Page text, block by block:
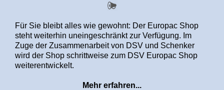
Für Sie bleibt alles wie gewohnt: Der Europac Shop
steht weiterhin uneingeschränkt zur Verfügung. Im
Zuge der Zusammenarbeit von DSV und Schenker
wird der Shop schrittweise zum DSV Europac Shop
weiterentwickelt.
Mehr erfahren...